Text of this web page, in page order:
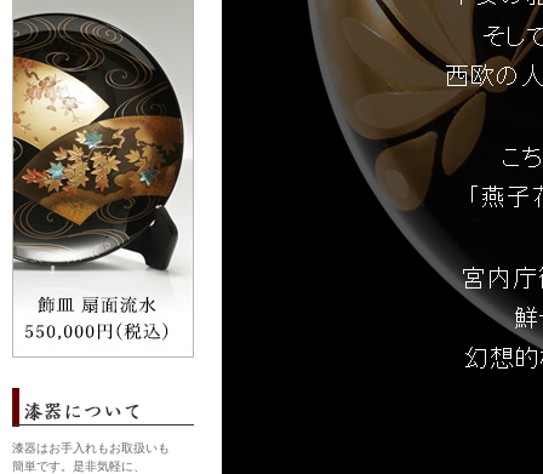
漆器はお手入れもお取扱いも
簡単です。是非気軽に、